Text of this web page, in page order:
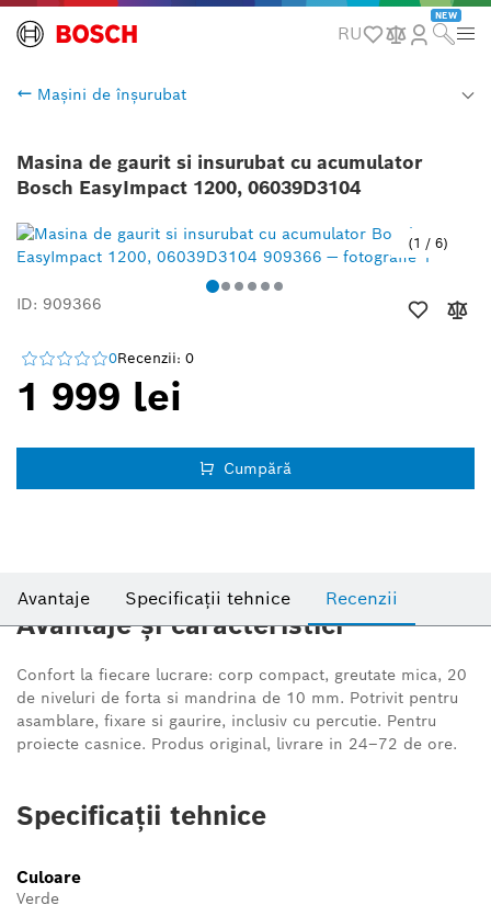
RU
NEW
Mașini de înșurubat
Masina de gaurit si insurubat cu acumulator
Bosch EasyImpact 1200, 06039D3104
1 / 6
ID: 909366
0Recenzii: 0
1 999 lei
Cumpără
Avantaje Specificații tehnice Recenzii
Avantaje și caracteristici
Confort la fiecare lucrare: corp compact, greutate mica, 20
de niveluri de forta si mandrina de 10 mm. Potrivit pentru
asamblare, fixare si gaurire, inclusiv cu percutie. Pentru
proiecte casnice. Produs original, livrare in 24–72 de ore.
Specificații tehnice
Culoare
Verde